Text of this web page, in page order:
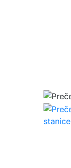
stanice